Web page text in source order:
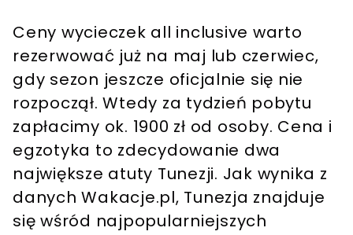
Ceny wycieczek all inclusive warto
rezerwować już na maj lub czerwiec,
gdy sezon jeszcze oficjalnie się nie
rozpoczął. Wtedy za tydzień pobytu
zapłacimy ok. 1900 zł od osoby. Cena i
egzotyka to zdecydowanie dwa
największe atuty Tunezji. Jak wynika z
danych Wakacje.pl, Tunezja znajduje
się wśród najpopularniejszych